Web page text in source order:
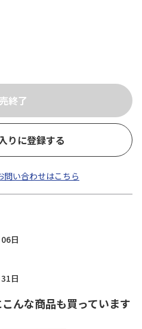
りに登録する
問い合わせはこちら
日
日
んな商品も買っています